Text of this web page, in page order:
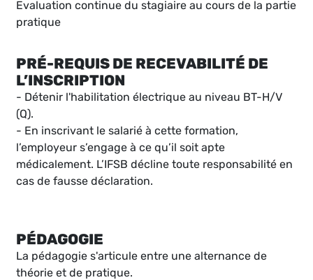
Evaluation continue du stagiaire au cours de la partie
pratique
PRÉ-REQUIS DE RECEVABILITÉ DE
L’INSCRIPTION
- Détenir l'habilitation électrique au niveau BT-H/V
(Q).
- En inscrivant le salarié à cette formation,
l’employeur s’engage à ce qu’il soit apte
médicalement. L’IFSB décline toute responsabilité en
cas de fausse déclaration.
PÉDAGOGIE
La pédagogie s'articule entre une alternance de
théorie et de pratique.